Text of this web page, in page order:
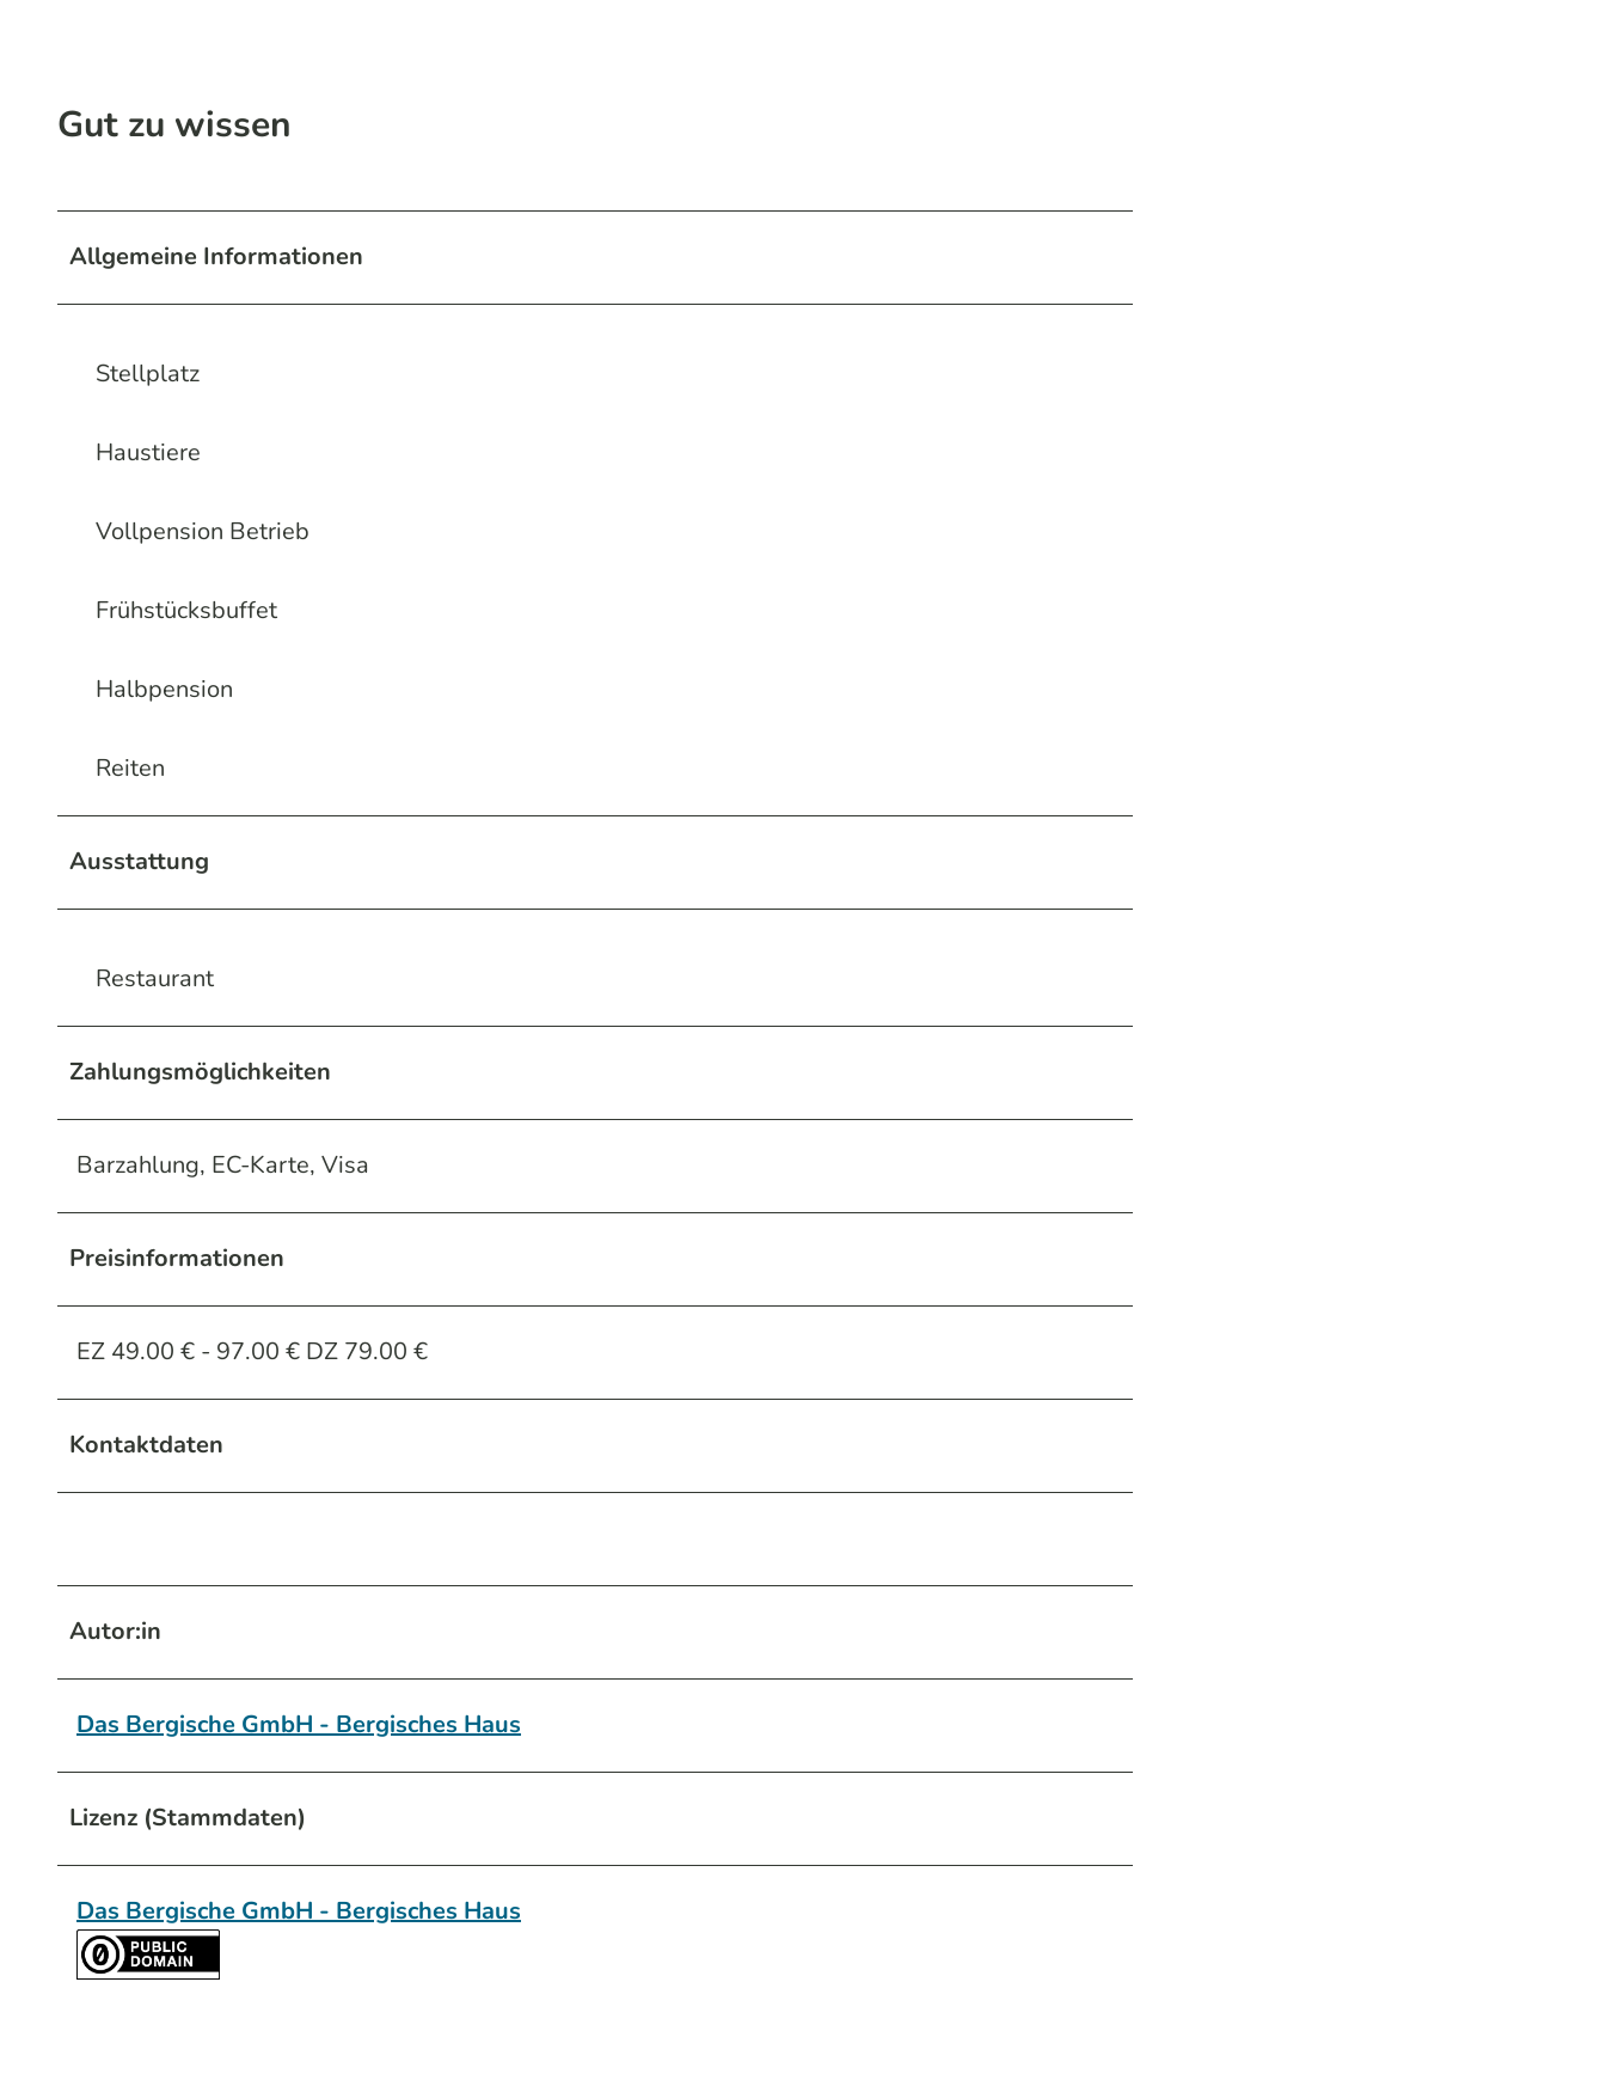
Gut zu wissen
Allgemeine Informationen
Stellplatz
Haustiere
Vollpension Betrieb
Frühstücksbuffet
Halbpension
Reiten
Ausstattung
Restaurant
Zahlungsmöglichkeiten
Barzahlung, EC-Karte, Visa
Preisinformationen
EZ 49.00 € - 97.00 € DZ 79.00 €
Kontaktdaten
Autor:in
Das Bergische GmbH - Bergisches Haus
Lizenz (Stammdaten)
Das Bergische GmbH - Bergisches Haus